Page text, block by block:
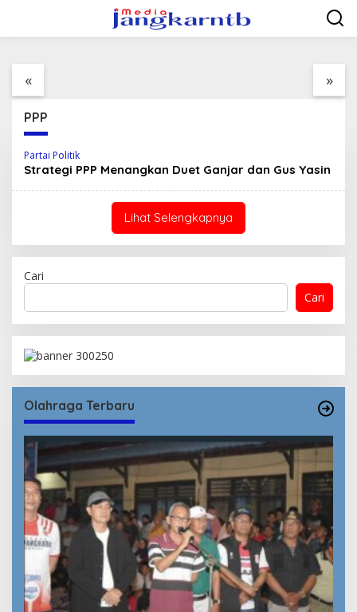
konten
« »
Respon Cepat
Samapta Polres Bima
Kota Amankan Pria
Mabuk Resahkan
Warga
Menuju Persatuan,
PPP
Partai Politik
Strategi PPP Menangkan Duet Ganjar dan Gus Yasin
Lihat Selengkapnya
Cari
Cari
Olahraga Terbaru